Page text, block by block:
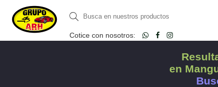
Cotice con nosotros:
en